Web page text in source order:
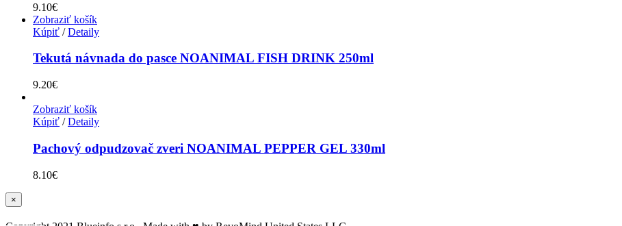
9.10€
Zobraziť košík
Kúpiť / Detaily
Tekutá návnada do pasce NOANIMAL FISH DRINK 250ml
9.20€
Zobraziť košík
Kúpiť / Detaily
Pachový odpudzovač zveri NOANIMAL PEPPER GEL 330ml
8.10€
Zatvoriť
rýchle
×